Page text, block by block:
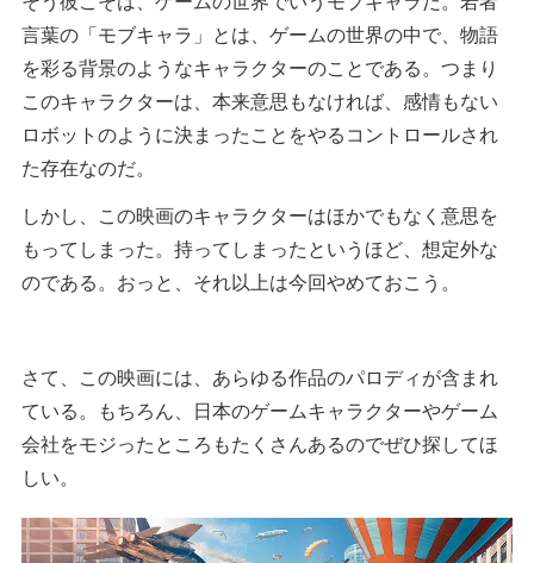
言葉の「モブキャラ」とは、ゲームの世界の中で、物語
を彩る背景のようなキャラクターのことである。つまり
このキャラクターは、本来意思もなければ、感情もない
ロボットのように決まったことをやるコントロールされ
た存在なのだ。
しかし、この映画のキャラクターはほかでもなく意思を
もってしまった。持ってしまったというほど、想定外な
のである。おっと、それ以上は今回やめておこう。
さて、この映画には、あらゆる作品のパロディが含まれ
ている。もちろん、日本のゲームキャラクターやゲーム
会社をモジったところもたくさんあるのでぜひ探してほ
しい。